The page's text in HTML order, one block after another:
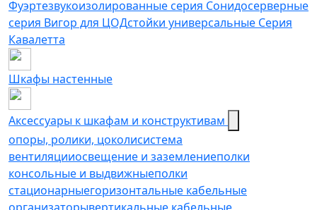
Фуэртезвукоизолированные серия Сонидосерверные
серия Вигор для ЦОДстойки универсальные Серия
Кавалетта
Шкафы настенные
Аксессуары к шкафам и конструктивам
опоры, ролики, цоколиcистема
вентиляцииосвещение и заземлениеполки
консольные и выдвижныеполки
стационарныегоризонтальные кабельные